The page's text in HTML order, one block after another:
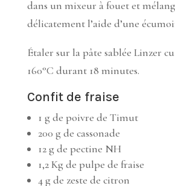
dans un mixeur à fouet et
délicatement l’aide d’une
Étaler sur la pâte sablée Linzer
160°C durant 18 minutes.
Confit de fraise
1 g de poivre de Timut
200 g de cassonade
12 g de pectine NH
1,2 Kg de pulpe de fraise
4 g de zeste de citron